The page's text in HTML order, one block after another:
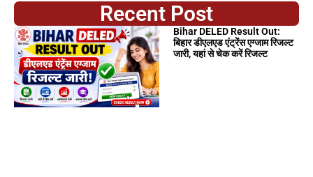
Recent Post
Bihar DELED Result Out:
बिहार डीएलएड एंट्रेंस एग्जाम रिजल्ट
जारी, यहां से चेक करें रिजल्ट